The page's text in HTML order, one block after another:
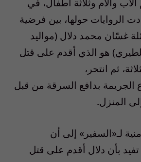
والأم وثلاثة أطفال، في
الروايات حولها، بين فرضية
غسّان محمد دلال (مواليد
الطيري) هو الذي أقدم على قتل
ثم انتحر،
الجريمة بدافع السرقة من قبل
المنزل.
لـ«السفير» إلى أن
تفيد بأن دلال أقدم على قتل